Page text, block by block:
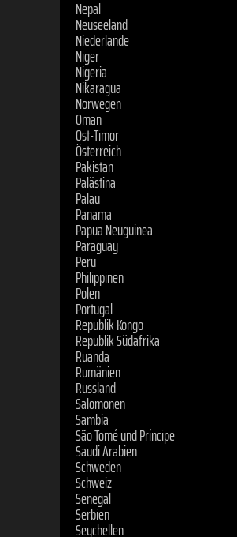
Nepal
Neuseeland
Niederlande
Niger
Nigeria
Nikaragua
Norwegen
Oman
Ost-Timor
Österreich
Pakistan
Palästina
Palau
Panama
Papua Neuguinea
Paraguay
Peru
Philippinen
Polen
Portugal
Republik Kongo
Republik Südafrika
Ruanda
Rumänien
Russland
Salomonen
Sambia
São Tomé und Príncipe
Saudi Arabien
Schweden
Schweiz
Senegal
Serbien
Seychellen